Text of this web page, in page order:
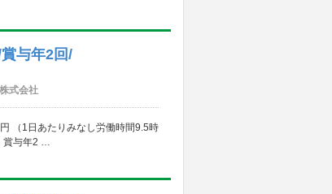
与年2回/
式会社
（1日あたりみなし労働時間9.5時
賞与年2 …